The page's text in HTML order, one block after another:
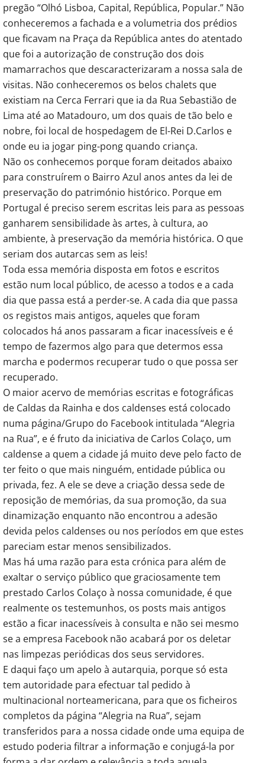
pregão “Olhó Lisboa, Capital, República, Popular.” Não
conheceremos a fachada e a volumetria dos prédios
que ficavam na Praça da República antes do atentado
que foi a autorização de construção dos dois
mamarrachos que descaracterizaram a nossa sala de
visitas. Não conheceremos os belos chalets que
existiam na Cerca Ferrari que ia da Rua Sebastião de
Lima até ao Matadouro, um dos quais de tão belo e
nobre, foi local de hospedagem de El-Rei D.Carlos e
onde eu ia jogar ping-pong quando criança.
Não os conhecemos porque foram deitados abaixo
para construírem o Bairro Azul anos antes da lei de
preservação do património histórico. Porque em
Portugal é preciso serem escritas leis para as pessoas
ganharem sensibilidade às artes, à cultura, ao
ambiente, à preservação da memória histórica. O que
seriam dos autarcas sem as leis!
Toda essa memória disposta em fotos e escritos
estão num local público, de acesso a todos e a cada
dia que passa está a perder-se. A cada dia que passa
os registos mais antigos, aqueles que foram
colocados há anos passaram a ficar inacessíveis e é
tempo de fazermos algo para que determos essa
marcha e podermos recuperar tudo o que possa ser
recuperado.
O maior acervo de memórias escritas e fotográficas
de Caldas da Rainha e dos caldenses está colocado
numa página/Grupo do Facebook intitulada “Alegria
na Rua”, e é fruto da iniciativa de Carlos Colaço, um
caldense a quem a cidade já muito deve pelo facto de
ter feito o que mais ninguém, entidade pública ou
privada, fez. A ele se deve a criação dessa sede de
reposição de memórias, da sua promoção, da sua
dinamização enquanto não encontrou a adesão
devida pelos caldenses ou nos períodos em que estes
pareciam estar menos sensibilizados.
Mas há uma razão para esta crónica para além de
exaltar o serviço público que graciosamente tem
prestado Carlos Colaço à nossa comunidade, é que
realmente os testemunhos, os posts mais antigos
estão a ficar inacessíveis à consulta e não sei mesmo
se a empresa Facebook não acabará por os deletar
nas limpezas periódicas dos seus servidores.
E daqui faço um apelo à autarquia, porque só esta
tem autoridade para efectuar tal pedido à
multinacional norteamericana, para que os ficheiros
completos da página “Alegria na Rua”, sejam
transferidos para a nossa cidade onde uma equipa de
estudo poderia filtrar a informação e conjugá-la por